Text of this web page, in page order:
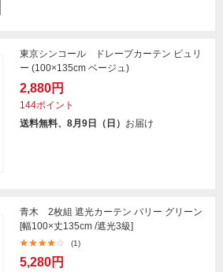
東京シンコール ドレープカーテン ピュリ
ー (100×135cm ベージュ)
2,880円
144ポイント
送料無料、8月9日（日） お届け
青木 2枚組 遮光カーテン バリー グリーン
[幅100×丈135cm /遮光3級]
(1)
5,280円